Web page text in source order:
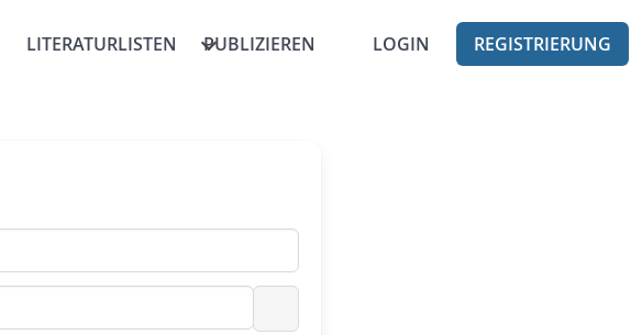
LITERATURLISTEN PUBLIZIEREN LOGIN REGISTRIERUNG
Passwort anzeigen